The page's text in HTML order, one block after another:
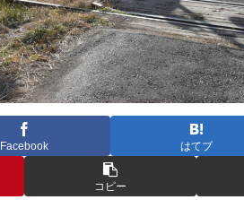
Facebook はてブ
コピー